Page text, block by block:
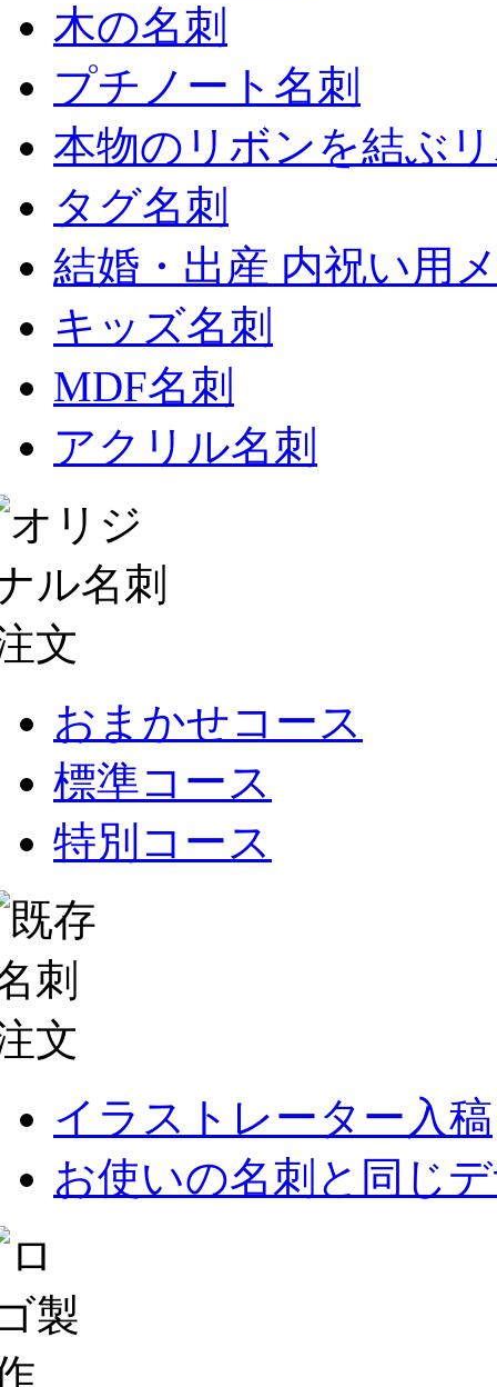
木の名刺
プチノート名刺
本物のリボンを結ぶ
タグ名刺
結婚・出産 内祝い用
キッズ名刺
MDF名刺
アクリル名刺
おまかせコース
標準コース
特別コース
イラストレーター入稿
お使いの名刺と同じ